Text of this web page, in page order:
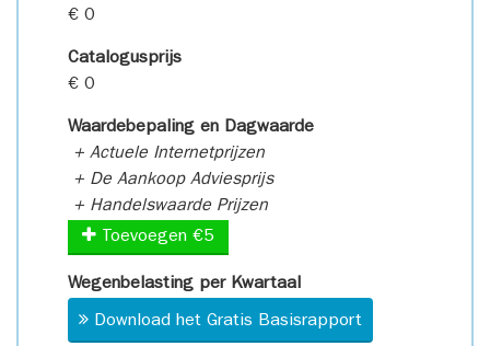
€ 0
Catalogusprijs
€ 0
Waardebepaling en Dagwaarde
+ Actuele Internetprijzen
+ De Aankoop Adviesprijs
+ Handelswaarde Prijzen
Toevoegen €5
Wegenbelasting per Kwartaal
Download het Gratis Basisrapport